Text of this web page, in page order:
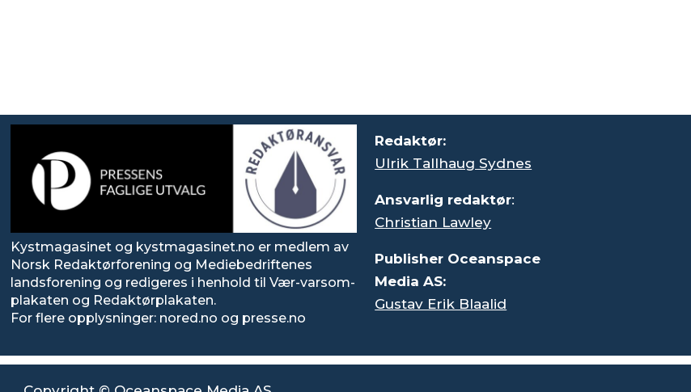
Kystmagasinet og kystmagasinet.no er medlem av
Norsk Redaktørforening og Mediebedriftenes
landsforening og redigeres i henhold til Vær-varsom-
plakaten og Redaktørplakaten.
For flere opplysninger: nored.no og presse.no
Redaktør:
Ulrik Tallhaug Sydnes
Ansvarlig redaktør:
Christian Lawley
Publisher Oceanspace
Media AS:
Gustav Erik Blaalid